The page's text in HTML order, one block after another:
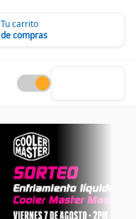
Tu carrito
de compras